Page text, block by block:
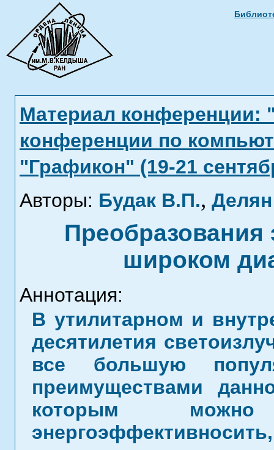
Материал
конференции по
"Графикон" (19-21
Авторы: Будак В.П.,
широком
Аннотация:
В утилитарном и
десятилетия
все большую
преимуществами
которым